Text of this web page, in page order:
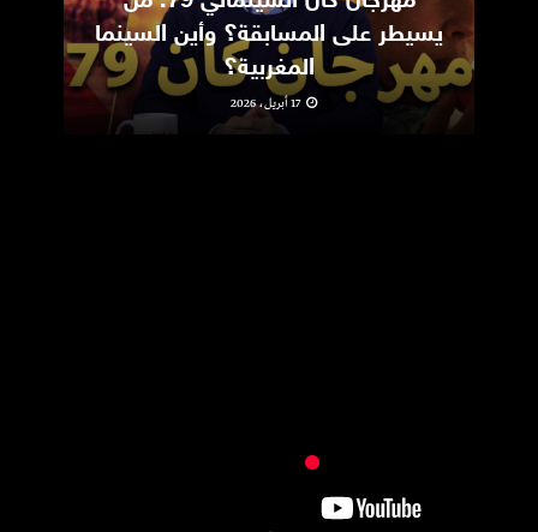
يسيطر على المسابقة؟ وأين السينما
المغربية؟
17 أبريل، 2026